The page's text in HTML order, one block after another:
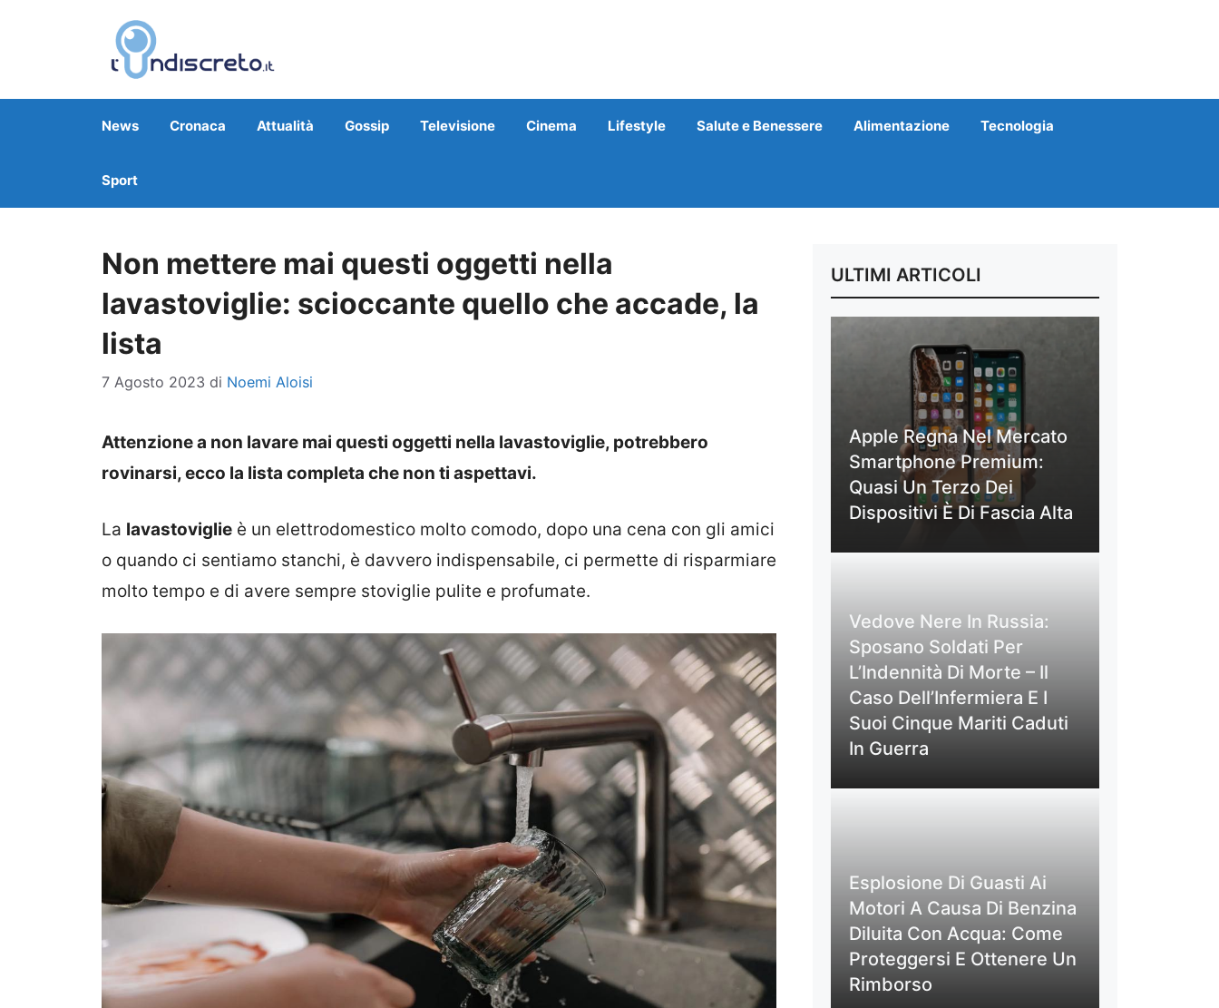
News Cronaca Attualità Gossip Televisione Cinema Lifestyle Salute e Benessere Alimentazione Tecnologia
Sport
Non mettere mai questi oggetti nella
lavastoviglie: scioccante quello che accade, la
lista
7 Agosto 2023 di Noemi Aloisi
Attenzione a non lavare mai questi oggetti nella lavastoviglie, potrebbero
rovinarsi, ecco la lista completa che non ti aspettavi.
La lavastoviglie è un elettrodomestico molto comodo, dopo una cena con gli amici
o quando ci sentiamo stanchi, è davvero indispensabile, ci permette di risparmiare
molto tempo e di avere sempre stoviglie pulite e profumate.
ULTIMI ARTICOLI
Apple Regna Nel Mercato
Smartphone Premium:
Quasi Un Terzo Dei
Dispositivi È Di Fascia Alta
Vedove Nere In Russia:
Sposano Soldati Per
L’Indennità Di Morte – Il
Caso Dell’Infermiera E I
Suoi Cinque Mariti Caduti
In Guerra
Esplosione Di Guasti Ai
Motori A Causa Di Benzina
Diluita Con Acqua: Come
Proteggersi E Ottenere Un
Rimborso